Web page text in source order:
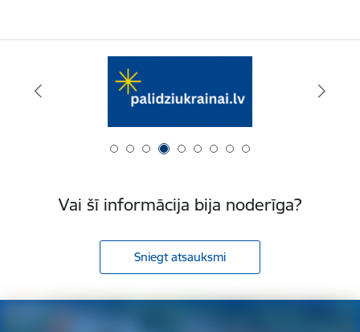
Vai šī informācija bija noderīga?
Sniegt atsauksmi